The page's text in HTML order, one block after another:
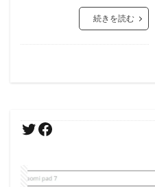
続きを読む